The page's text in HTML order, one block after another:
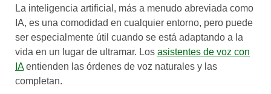
La inteligencia artificial, más a menudo abreviada como
IA, es una comodidad en cualquier entorno, pero puede
ser especialmente útil cuando se está adaptando a la
vida en un lugar de ultramar. Los asistentes de voz con
IAentienden las órdenes de voz naturales y las
completan.